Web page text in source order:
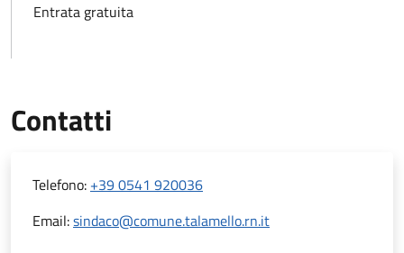
Entrata gratuita
Contatti
Telefono: +39 0541 920036
Email:sindaco@comune.talamello.rn.it